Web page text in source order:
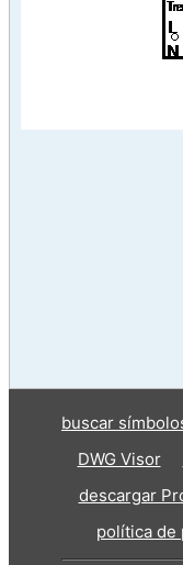
buscar
DWG Visor
descargar
política de